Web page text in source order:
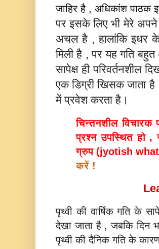
जाहिर है , अधिकांश पाठक
पर इसके लिए भी मेरे अपने
अचल है , हालांकि इधर के
मिली है , पर यह गति
सापेक्ष ही परिवर्तनशील
एक डिग्री खिसक जाता है
में प्रवेश करता है।
चिन्तनशील
प्रश्न उपस्थित हो ,
ग्रुप (jyotish
करें !
पृथ्‍वी की वार्षिक गति के
देखा जाता है , जबकि दिन
पृथ्‍वी की दैनिक गति के कारण